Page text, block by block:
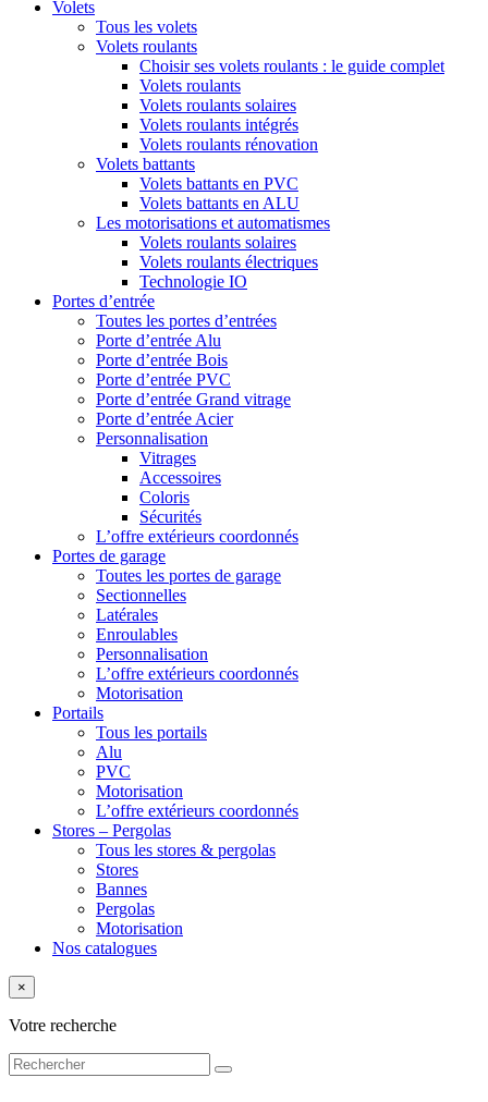
Volets
Tous les volets
Volets roulants
Choisir ses volets roulants : le guide complet
Volets roulants
Volets roulants solaires
Volets roulants intégrés
Volets roulants rénovation
Volets battants
Volets battants en PVC
Volets battants en ALU
Les motorisations et automatismes
Volets roulants solaires
Volets roulants électriques
Technologie IO
Portes d’entrée
Toutes les portes d’entrées
Porte d’entrée Alu
Porte d’entrée Bois
Porte d’entrée PVC
Porte d’entrée Grand vitrage
Porte d’entrée Acier
Personnalisation
Vitrages
Accessoires
Coloris
Sécurités
L’offre extérieurs coordonnés
Portes de garage
Toutes les portes de garage
Sectionnelles
Latérales
Enroulables
Personnalisation
L’offre extérieurs coordonnés
Motorisation
Portails
Tous les portails
Alu
PVC
Motorisation
L’offre extérieurs coordonnés
Stores – Pergolas
Tous les stores & pergolas
Stores
Bannes
Pergolas
Motorisation
Nos catalogues
×
Votre recherche